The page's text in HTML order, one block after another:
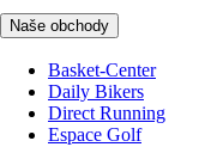
Naše obchody
Basket-Center
Daily Bikers
Direct Running
Espace Golf